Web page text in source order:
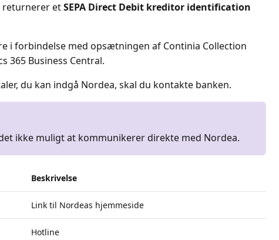
returnerer etSEPA Direct Debit kreditor identification
i forbindelse med opsætningen af Continia Collection
365 Business Central.
du kan indgå Nordea, skal du kontakte banken.
ikke muligt at kommunikerer direkte med Nordea.
Beskrivelse
Link til Nordeas hjemmeside
Hotline